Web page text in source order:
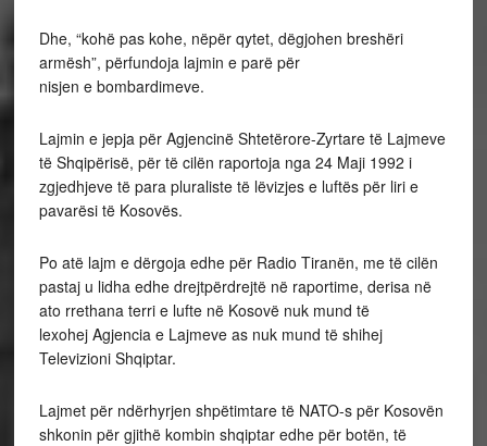
Dhe, “kohë pas kohe, nëpër qytet, dëgjohen breshëri
armësh”, përfundoja lajmin e parë për
nisjen e bombardimeve.
Lajmin e jepja për Agjencinë Shtetërore-Zyrtare të Lajmeve
të Shqipërisë, për të cilën raportoja nga 24 Maji 1992 i
zgjedhjeve të para pluraliste të lëvizjes e luftës për liri e
pavarësi të Kosovës.
Po atë lajm e dërgoja edhe për Radio Tiranën, me të cilën
pastaj u lidha edhe drejtpërdrejtë në raportime, derisa në
ato rrethana terri e lufte në Kosovë nuk mund të
lexohej Agjencia e Lajmeve as nuk mund të shihej
Televizioni Shqiptar.
Lajmet për ndërhyrjen shpëtimtare të NATO-s për Kosovën
shkonin për gjithë kombin shqiptar edhe për botën, të